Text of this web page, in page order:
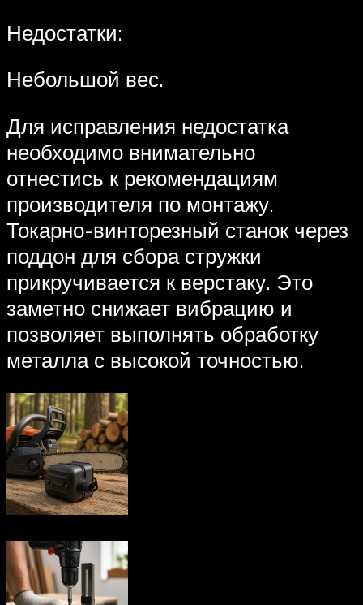
Недостатки:
Небольшой вес.
Для исправления недостатка
необходимо внимательно
отнестись к рекомендациям
производителя по монтажу.
Токарно-винторезный станок через
поддон для сбора стружки
прикручивается к верстаку. Это
заметно снижает вибрацию и
позволяет выполнять обработку
металла с высокой точностью.